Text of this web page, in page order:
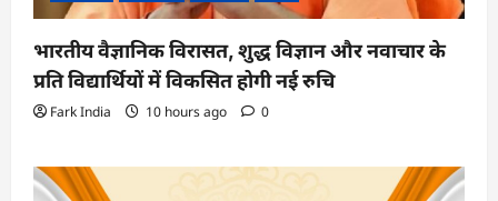
भारतीय वैज्ञानिक विरासत, शुद्ध विज्ञान और नवाचार के
प्रति विद्यार्थियों में विकसित होगी नई रुचि
Fark India 10 hours ago 0